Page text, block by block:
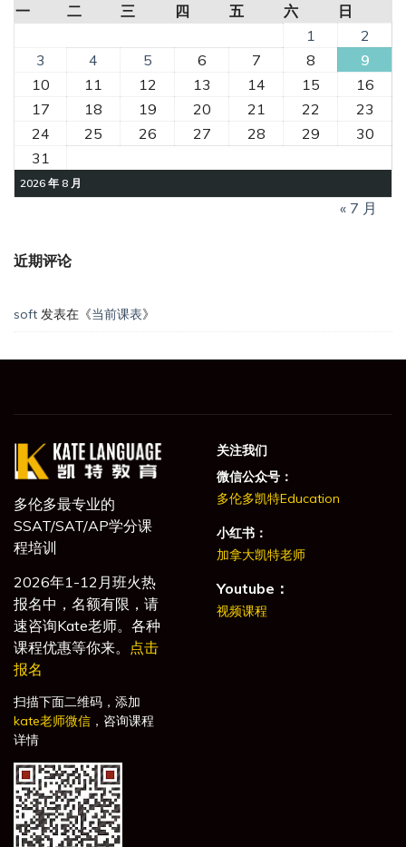
2026 年 8 月
一 二 三 四 五 六
日
1
2
3
4 5 6 7 8
9
10
11 12 13 14 15
16
17
18 19 20 21 22
23
24
25 26 27 28 29
30
31
« 7 月
近期评论
soft 发表在《当前课表》
多伦多最专业的
SSAT/SAT/AP学分课
程培训
2026年1-12月班火热
报名中，名额有限，请
速咨询Kate老师。各种
课程优惠等你来。 点击
报名
扫描下面二维码，添加
kate老师微信 ，咨询课程
详情
关注我们
微信公众号：
多伦多凯特Education
小红书：
加拿大凯特老师
Youtube：
视频课程